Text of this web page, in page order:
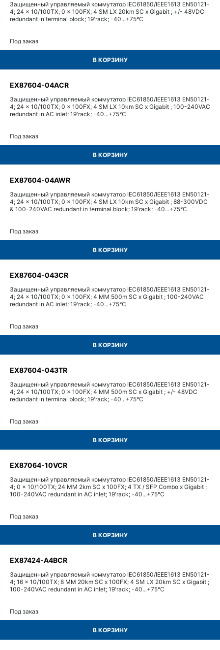
Защищенный управляемый коммутатор IEC61850/IEEE1613 EN50121-
4; 24 x 10/100TX; 0 x 100FX; 4 SM LX 20km SC x Gigabit ; +/- 48VDC
redundant in terminal block; 19'rack; -40...+75°С
Под заказ
В КОРЗИНУ
EX87604-04ACR
Защищенный управляемый коммутатор IEC61850/IEEE1613 EN50121-
4; 24 x 10/100TX; 0 x 100FX; 4 SM LX 10km SC x Gigabit ; 100-240VAC
redundant in AC inlet; 19'rack; -40...+75°С
Под заказ
В КОРЗИНУ
EX87604-04AWR
Защищенный управляемый коммутатор IEC61850/IEEE1613 EN50121-
4; 24 x 10/100TX; 0 x 100FX; 4 SM LX 10km SC x Gigabit ; 88-300VDC
& 100-240VAC redundant in terminal block; 19'rack; -40...+75°С
Под заказ
В КОРЗИНУ
EX87604-043CR
Защищенный управляемый коммутатор IEC61850/IEEE1613 EN50121-
4; 24 x 10/100TX; 0 x 100FX; 4 MM 500m SC x Gigabit ; 100-240VAC
redundant in AC inlet; 19'rack; -40...+75°С
Под заказ
В КОРЗИНУ
EX87604-043TR
Защищенный управляемый коммутатор IEC61850/IEEE1613 EN50121-
4; 24 x 10/100TX; 0 x 100FX; 4 MM 500m SC x Gigabit ; +/- 48VDC
redundant in terminal block; 19'rack; -40...+75°С
Под заказ
В КОРЗИНУ
EX87064-10VCR
Защищенный управляемый коммутатор IEC61850/IEEE1613 EN50121-
4; 0 x 10/100TX; 24 MM 2km SC x 100FX; 4 TX / SFP Combo x Gigabit ;
100-240VAC redundant in AC inlet; 19'rack; -40...+75°С
Под заказ
В КОРЗИНУ
EX87424-A4BCR
Защищенный управляемый коммутатор IEC61850/IEEE1613 EN50121-
4; 16 x 10/100TX; 8 MM 20km SC x 100FX; 4 SM LX 20km SC x Gigabit ;
100-240VAC redundant in AC inlet; 19'rack; -40...+75°С
Под заказ
В КОРЗИНУ